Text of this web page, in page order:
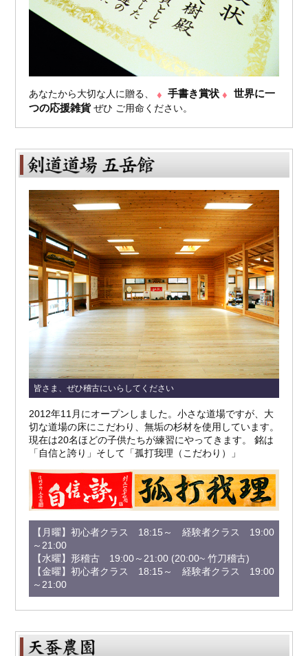
あなたから大切な人に贈る、 手書き賞状
世界に一
つの応援雑貨ぜひ ご用命ください。
皆さま、ぜひ稽古にいらしてください
2012年11月にオープンしました。小さな道場ですが、大
切な道場の床にこだわり、無垢の杉材を使用しています。
現在は20名ほどの子供たちが練習にやってきます。 銘は
「自信と誇り」そして「孤打我理（こだわり）」
【月曜】初心者クラス 18:15～ 経験者クラス 19:00
～21:00
【水曜】形稽古 19:00～21:00 (20:00~ 竹刀稽古)
【金曜】初心者クラス 18:15～ 経験者クラス 19:00
～21:00